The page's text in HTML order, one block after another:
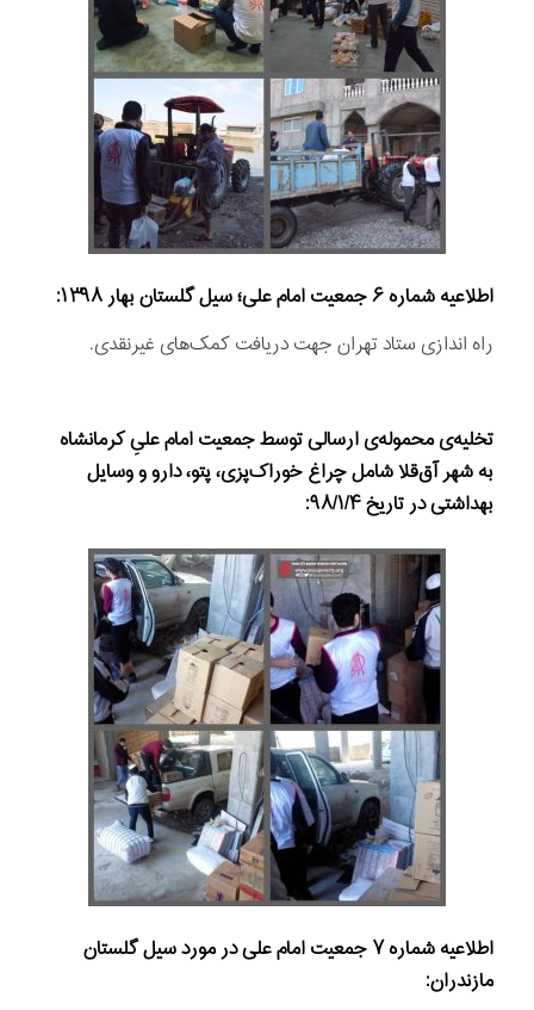
اطلاعیه شماره۶جمعیت امام علی؛ سیل گلستان بهار ۱۳۹۸:
راه اندازی ستاد تهران جهت دریافت کمک‌های غیرنقدی.
تخلیه‌ی محموله‌ی ارسالی توسط جمعیت امام علیِ کرمانشاه
به شهر آق‌قلا شامل چراغ خوراک‌پزی، پتو، دارو و وسایل
بهداشتی در تاریخ۹۸/۱/۴:
اطلاعیه شماره۷جمعیت امام علی در مورد سیل گلستان
مازندران: